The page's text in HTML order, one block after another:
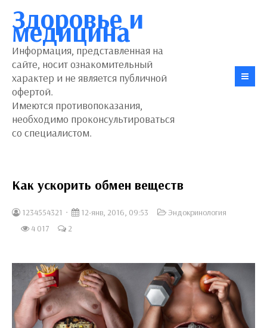
Здоровье и
медицина
Информация, представленная на
сайте, носит ознакомительный
характер и не является публичной
офертой.
Имеются противопоказания,
необходимо проконсультироваться
со специалистом.
Как ускорить обмен веществ
1234554321 12-янв, 2016, 09:53
Эндокринология
4 017
2